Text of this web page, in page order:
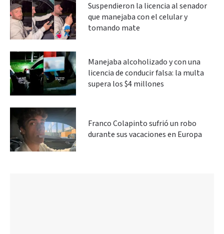
Suspendieron la licencia al senador
que manejaba con el celular y
tomando mate
Manejaba alcoholizado y con una
licencia de conducir falsa: la multa
supera los $4 millones
Franco Colapinto sufrió un robo
durante sus vacaciones en Europa